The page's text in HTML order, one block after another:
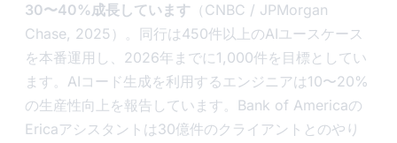
30〜40%成長しています （CNBC / JPMorgan
Chase, 2025）。同行は450件以上のAIユースケース
を本番運用し、2026年までに1,000件を目標としてい
ます。AIコード生成を利用するエンジニアは10〜20%
の生産性向上を報告しています。Bank of Americaの
Ericaアシスタントは30億件のクライアントとのやり